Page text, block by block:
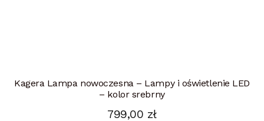
Kagera Lampa nowoczesna – Lampy i oświetlenie LED
– kolor srebrny
799,00 zł